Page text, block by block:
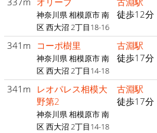
神奈川県 相模原市 南
区 西大沼 2丁目18-16
徒歩12分
341m コーポ樹里
神奈川県 相模原市 南
区 西大沼 2丁目14-18
古淵駅
徒歩17分
341m
レオパレス相模大
野第2
神奈川県 相模原市 南
区 西大沼 2丁目14-18
古淵駅
徒歩17分